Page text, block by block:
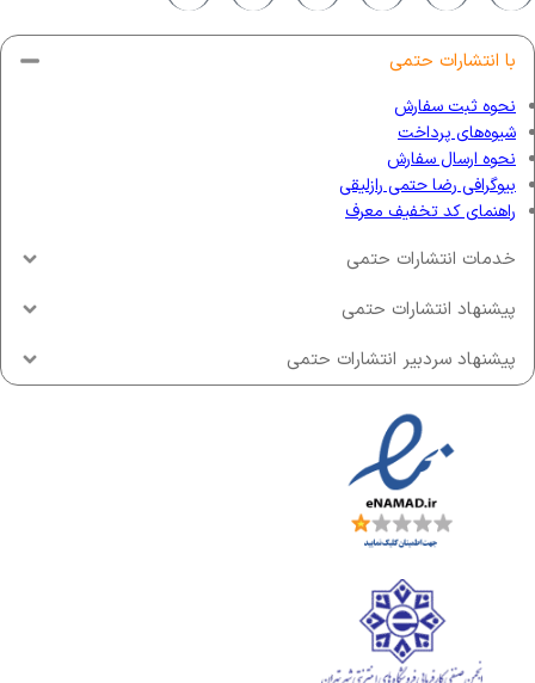
با انتشارات حتمی
نحوه ثبت سفارش
شیوه‌های پرداخت
نحوه ارسال سفارش
بیوگرافی رضا حتمی رازلیقی
راهنمای کد تخفیف معرف
خدمات انتشارات حتمی
پیشنهاد انتشارات حتمی
پیشنهاد سردبیر انتشارات حتمی